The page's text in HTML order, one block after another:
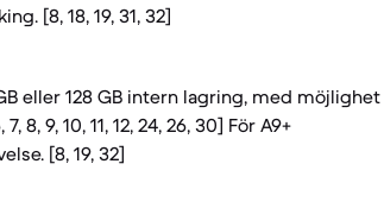
[8, 18, 19, 31, 32]
eller 128 GB intern lagring, med möjlighet
9, 10, 11, 12, 24, 26, 30] För A9+
[8, 19, 32]